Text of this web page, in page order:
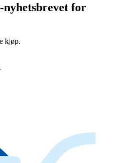
nyhetsbrevet for
kjøp.